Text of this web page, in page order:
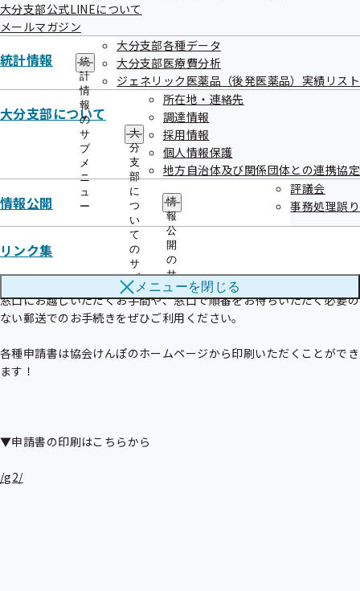
大分支部公式LINEについて
メールマガジン
統計情報
統
計
情
報
の
サ
ブ
メ
ニ
ュ
ー
大分支部各種データ
大分支部医療費分析
ジェネリック医薬品（後発医薬品）実績リスト
大分支部について
大
分
支
部
に
つ
い
て
の
サ
ブ
メ
ニ
ュ
所在地・連絡先
調達情報
採用情報
個人情報保護
地方自治体及び関係団体との連携協定
情報公開
情
報
公
開
の
サ
ブ
メ
ニ
ー
評議会
事務処理誤り
リンク集
メニューを閉じる
◇◆　１．知っておきたい！健康保険ガイド　◆◇
＜協会けんぽの各種申請書はすべて郵送で提出可能です！＞
協会けんぽの給付金等の各種申請書は、すべて郵送で提出可能です。
窓口にお越しいただくお手間や、窓口で順番をお待ちいただく必要の
ない郵送でのお手続きをぜひご利用ください。
各種申請書は協会けんぽのホームページから印刷いただくことができ
ます！
▼申請書の印刷はこちらから
/g2/